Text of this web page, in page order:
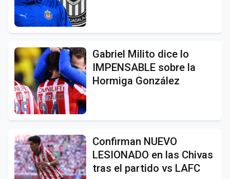
Gabriel Milito dice lo
IMPENSABLE sobre la
Hormiga González
Confirman NUEVO
LESIONADO en las Chivas
tras el partido vs LAFC